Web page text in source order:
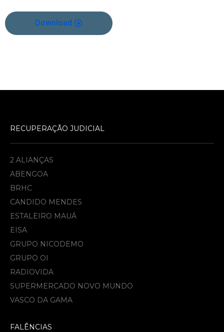
Download
RECUPERAÇÃO JUDICIAL
2 ALIANÇAS
ABENGOA
BRHC
CANDIDO MENDES
ESTALEIRO MAUÁ
EISA
GRUPO NICODEMO
GRUPO OI
RADIOVIDA
SUPERMERCADO NOVO MUNDO
VASCO DA GAMA
FALÊNCIAS